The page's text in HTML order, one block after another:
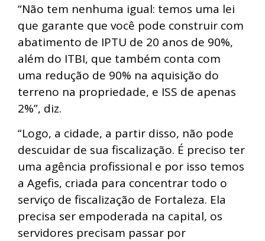
“Não tem nenhuma igual: temos uma lei
que garante que você pode construir com
abatimento de IPTU de 20 anos de 90%,
além do ITBI, que também conta com
uma redução de 90% na aquisição do
terreno na propriedade, e ISS de apenas
2%”, diz.
“Logo, a cidade, a partir disso, não pode
descuidar de sua fiscalização. É preciso ter
uma agência profissional e por isso temos
a Agefis, criada para concentrar todo o
serviço de fiscalização de Fortaleza. Ela
precisa ser empoderada na capital, os
servidores precisam passar por